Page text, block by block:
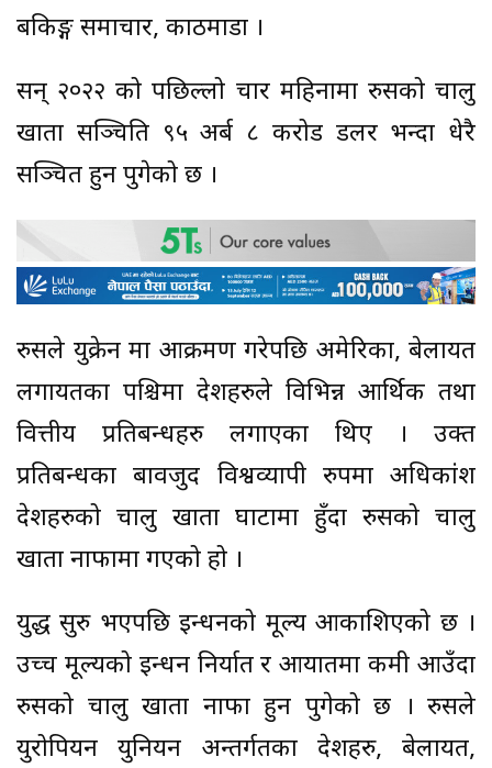
बैंकिङ्ग समाचार, काठमाडौं ।
सन् २०२२ को पछिल्लो चार महिनामा रुसको चालु
खाता सञ्चिति ९५ अर्ब ८ करोड डलर भन्दा धेरै
सञ्चित हुन पुगेको छ ।
रुसले युक्रेन मा आक्रमण गरेपछि अमेरिका, बेलायत
लगायतका पश्चिमा देशहरुले विभिन्न आर्थिक तथा
वित्तीय प्रतिबन्धहरु लगाएका थिए । उक्त
प्रतिबन्धका बावजुद विश्वव्यापी रुपमा अधिकांश
देशहरुको चालु खाता घाटामा हुँदा रुसको चालु
खाता नाफामा गएको हो ।
युद्ध सुरु भएपछि इन्धनको मूल्य आकाशिएको छ ।
उच्च मूल्यको इन्धन निर्यात र आयातमा कमी आउँदा
रुसको चालु खाता नाफा हुन पुगेको छ । रुसले
युरोपियन युनियन अन्तर्गतका देशहरु, बेलायत,